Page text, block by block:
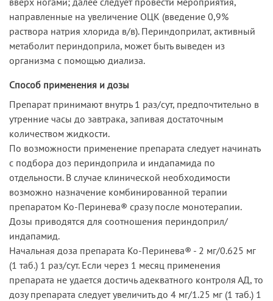
направленные на увеличение ОЦК (введение 0,9%
раствора натрия хлорида в/в). Периндоприлат, активный
метаболит периндоприла, может быть выведен из
организма с помощью диализа.
Способ применения и дозы
Препарат принимают внутрь 1 раз/сут, предпочтительно в
утренние часы до завтрака, запивая достаточным
количеством жидкости.
По возможности применение препарата следует начинать
с подбора доз периндоприла и индапамида по
отдельности. В случае клинической необходимости
возможно назначение комбинированной терапии
препаратом Ко-Перинева® сразу после монотерапии.
Дозы приводятся для соотношения периндоприл/
индапамид.
Начальная доза препарата Ко-Перинева® - 2 мг/0.625 мг
(1 таб.) 1 раз/сут. Если через 1 месяц применения
препарата не удается достичь адекватного контроля АД, то
дозу препарата следует увеличить до 4 мг/1.25 мг (1 таб.) 1